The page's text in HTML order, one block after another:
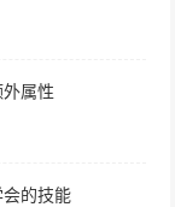
属性
的技能